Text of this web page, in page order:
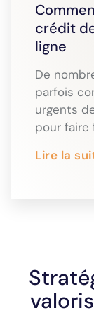
crédit
ligne
De
parfois
urgents
pour faire
Lire la